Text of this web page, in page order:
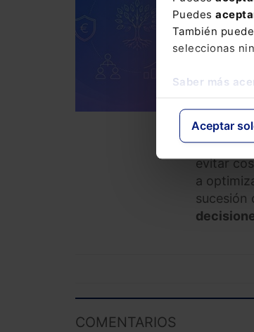
Puedes
También
seleccionas
Saber más
Aceptar
€
256,00
Análisis
fiscales
La
evitar
a
sucesión
COMENTARIOS